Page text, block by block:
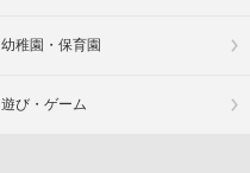
幼稚園・保育園
遊び・ゲーム